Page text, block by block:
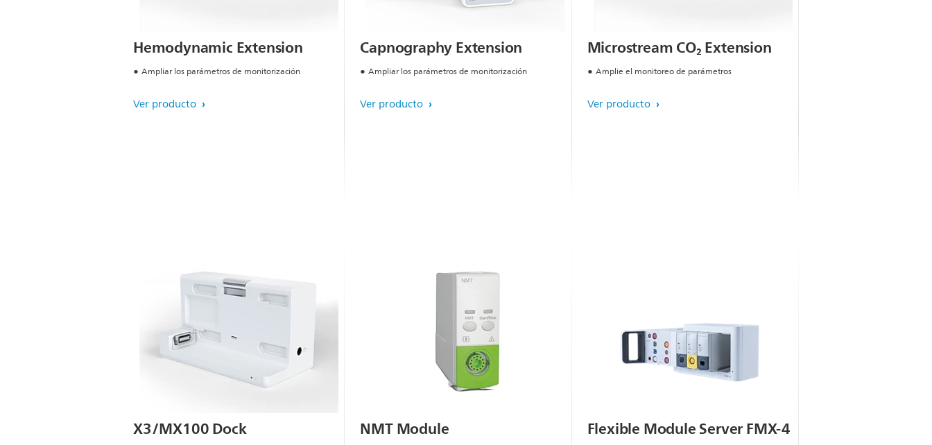
Hemodynamic Extension
Ampliar los parámetros de monitorización
Ver producto
Capnography Extension
Ampliar los parámetros de monitorización
Ver producto
Microstream CO₂ Extension
Amplie el monitoreo de parámetros
Ver producto
X3/MX100 Dock NMT Module Flexible Module Server FMX-4